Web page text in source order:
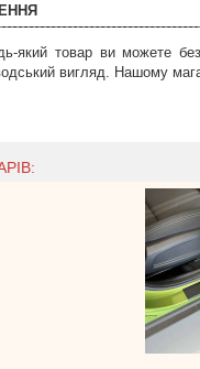
який товар ви можете
вигляд. Нашому